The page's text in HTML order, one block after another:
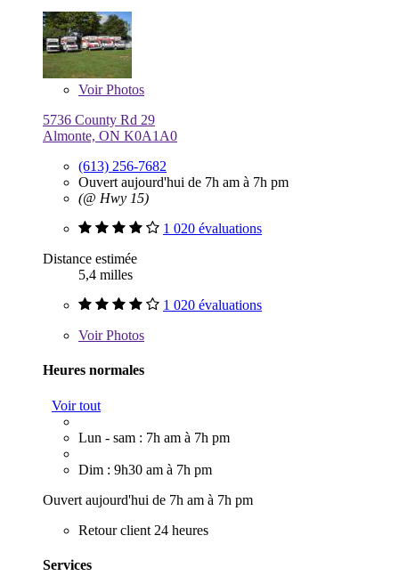
VoirPhotos
5736 County Rd 29
Almonte, ON K0A1A0
(613) 256-7682
Ouvert aujourd'hui de 7h am à 7h pm
(@ Hwy 15)
1 020 évaluations
Distance estimée
5,4 milles
1 020 évaluations
VoirPhotos
Heures normales
Voir tout
Lun - sam : 7h am à 7h pm
Dim : 9h30 am à 7h pm
Ouvert aujourd'hui de 7h am à 7h pm
Retour client 24 heures
Services